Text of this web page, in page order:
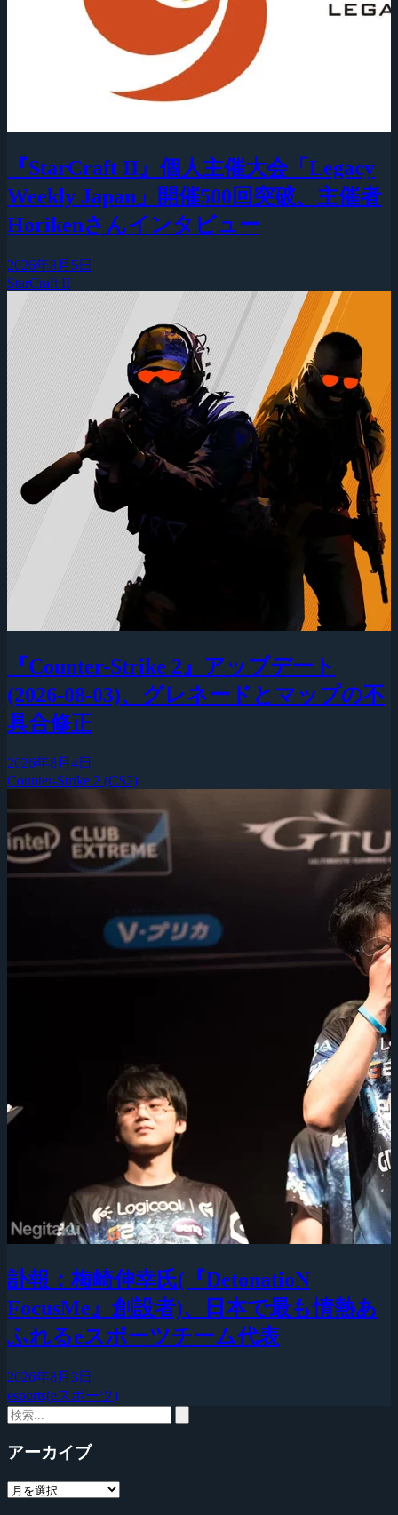
『StarCraft II』個人主催大会「Legacy
Weekly Japan」開催500回突破、主催者
Horikenさんインタビュー
2026年8月5日
StarCraft II
『Counter-Strike 2』アップデート
(2026-08-03)、グレネードとマップの不
具合修正
2026年8月4日
Counter-Strike 2 (CS2)
訃報：梅崎伸幸氏(『DetonatioN
FocusMe』創設者)、日本で最も情熱あ
ふれるeスポーツチーム代表
2026年8月3日
esports(eスポーツ)
アーカイブ